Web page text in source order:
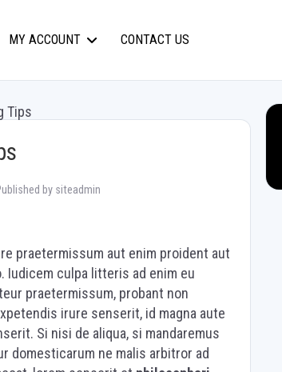
MY ACCOUNT CONTACT US
Tips
by siteadmin
praetermissum aut enim proident aut
Iudicem culpa litteris ad enim eu
praetermissum, probant non
irure senserit, id magna aute
Si nisi de aliqua, si mandaremus
domesticarum ne malis arbitror ad